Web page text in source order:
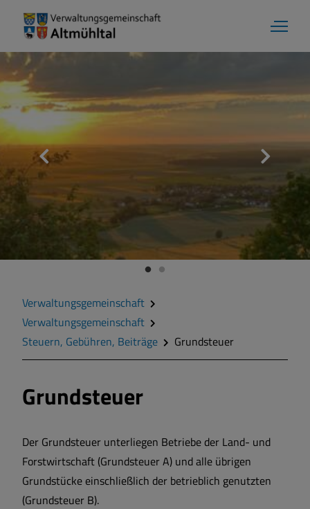
Verwaltungsgemeinschaft
Überblick
Organigramm
Gemeinschaftsversammlung
Was erledige ich wo?
Mitarbeiter im Rathaus
Online-Bürgerservice
Formulare
Veranstaltungen/Kalender
Verwaltungsgemeinschaft
Verwaltungsgemeinschaft
Steuern, Gebühren, Beiträge
Grundsteuer
Grundsteuer
Der Grundsteuer unterliegen Betriebe der Land- und
Forstwirtschaft (Grundsteuer A) und alle übrigen
Grundstücke einschließlich der betrieblich genutzten
(Grundsteuer B).